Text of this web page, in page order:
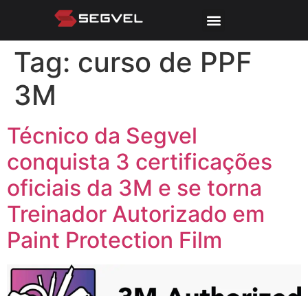
Tag: curso de PPF
3M
Técnico da Segvel
conquista 3 certificações
oficiais da 3M e se torna
Treinador Autorizado em
Paint Protection Film